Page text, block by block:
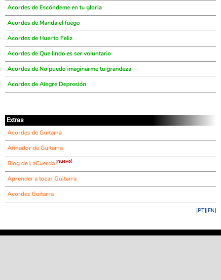
Acordes de Escóndeme en tu gloria
Acordes de Manda el fuego
Acordes de Huerto Feliz
Acordes de Que lindo es ser voluntario
Acordes de No puedo imaginarme tu grandeza
Acordes de Alegre Depresión
Extras
Acordes de Guitarra
Afinador de Guitarra
Blog de LaCuerda ¡nuevo!
Aprender a tocar Guitarra
Acordes Guitarra
[EN]
[PT]